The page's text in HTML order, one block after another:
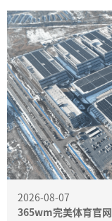
2026-08-07
365wm完美体育官网